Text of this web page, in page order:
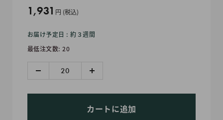
販
価
格
1,931 円 (税込)
お届け予定日 : 約３週間
最低注文数: 20
カートに追加